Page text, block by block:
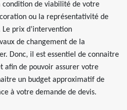
condition de viabilité de votre
ou la représentativité de
Le prix d’intervention
de changement de la
Donc, il est essentiel de connaitre
afin de pouvoir assurer votre
un budget approximatif de
à votre demande de devis.